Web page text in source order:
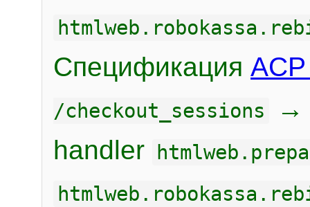
Спецификация
/checkout_sessions
handler